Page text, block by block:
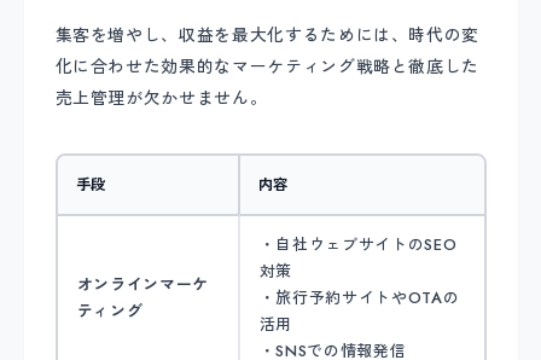
集客を増やし、収益を最大化するためには、時代の変
化に合わせた効果的なマーケティング戦略と徹底した
売上管理が欠かせません。
手段 内容
オンラインマーケ
ティング
・自社ウェブサイトのSEO
対策
・旅行予約サイトやOTAの
活用
・SNSでの情報発信